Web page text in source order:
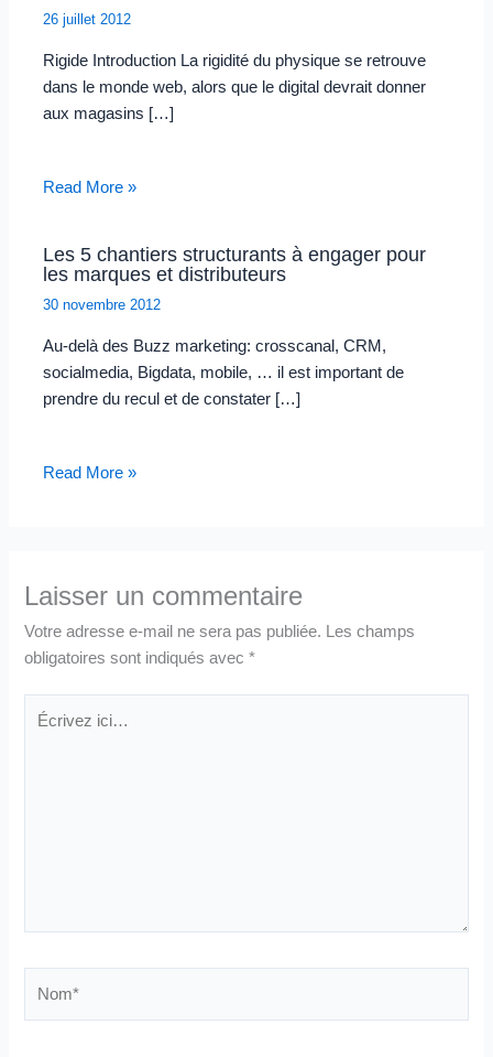
26 juillet 2012
Rigide Introduction La rigidité du physique se retrouve
dans le monde web, alors que le digital devrait donner
aux magasins […]
Read More »
Les 5 chantiers structurants à engager pour
les marques et distributeurs
30 novembre 2012
Au-delà des Buzz marketing: crosscanal, CRM,
socialmedia, Bigdata, mobile, … il est important de
prendre du recul et de constater […]
Read More »
Laisser un commentaire
Votre adresse e-mail ne sera pas publiée. Les champs
obligatoires sont indiqués avec*
Écrivez